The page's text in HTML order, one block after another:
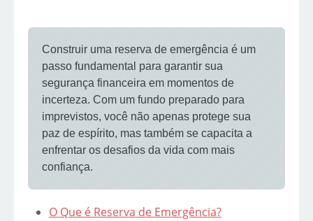
Construir uma reserva de emergência é um
passo fundamental para garantir sua
segurança financeira em momentos de
incerteza. Com um fundo preparado para
imprevistos, você não apenas protege sua
paz de espírito, mas também se capacita a
enfrentar os desafios da vida com mais
confiança.
O Que é Reserva de Emergência?